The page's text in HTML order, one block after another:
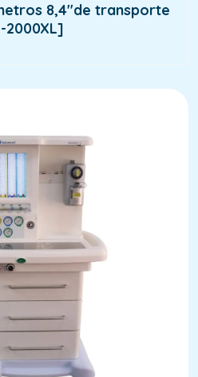
8,4″de transporte
2000XL]